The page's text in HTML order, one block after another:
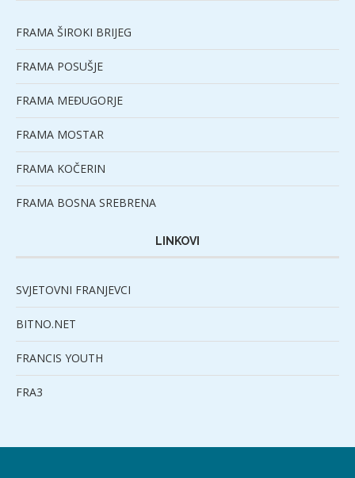
FRAMA ŠIROKI BRIJEG
FRAMA POSUŠJE
FRAMA MEĐUGORJE
FRAMA MOSTAR
FRAMA KOČERIN
FRAMA BOSNA SREBRENA
LINKOVI
SVJETOVNI FRANJEVCI
BITNO.NET
FRANCIS YOUTH
FRA3